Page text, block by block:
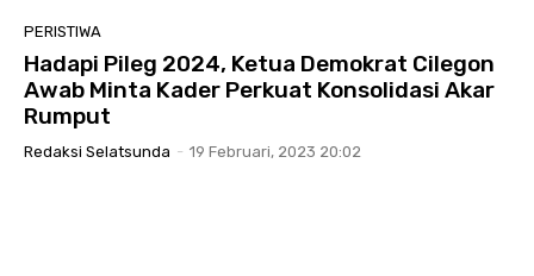
PERISTIWA
Hadapi Pileg 2024, Ketua Demokrat Cilegon
Awab Minta Kader Perkuat Konsolidasi Akar
Rumput
Redaksi Selatsunda - 19 Februari, 2023 20:02